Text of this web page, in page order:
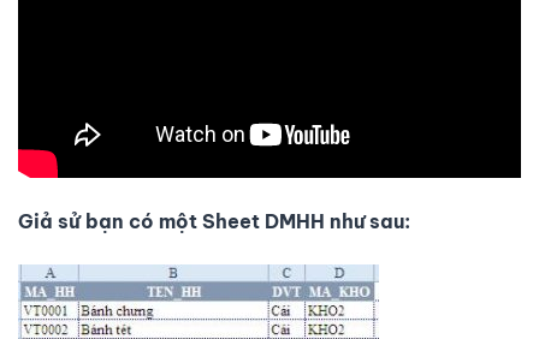
Giả sử bạn có một Sheet DMHH như sau: